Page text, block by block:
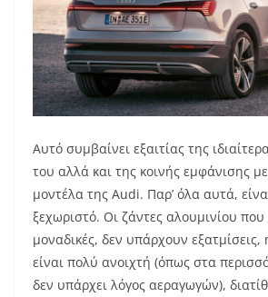
Αυτό συμβαίνει εξαιτίας της
του αλλά και της κοινής εμφάνισης
μοντέλα της Audi. Παρ’ όλα αυτά,
ξεχωριστό. Οι ζάντες αλουμινίου που
μοναδικές, δεν υπάρχουν
είναι πολύ ανοιχτή (όπως στα
δεν υπάρχει λόγος αεραγωγών),